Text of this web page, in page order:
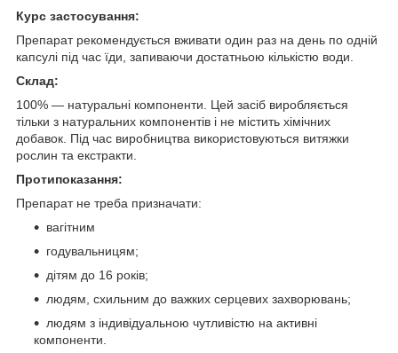
Курс застосування:
Препарат рекомендується вживати один раз на день по одній
капсулі під час їди, запиваючи достатньою кількістю води.
Склад:
100% — натуральні компоненти. Цей засіб виробляється
тільки з натуральних компонентів і не містить хімічних
добавок. Під час виробництва використовуються витяжки
рослин та екстракти.
Протипоказання:
Препарат не треба призначати:
вагітним
годувальницям;
дітям до 16 років;
людям, схильним до важких серцевих захворювань;
людям з індивідуальною чутливістю на активні
компоненти.